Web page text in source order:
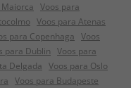
Voos para
Voos para Atenas
para Copenhaga Voos
para Dublin Voos para
Delgada Voos para Oslo
Voos para Budapeste